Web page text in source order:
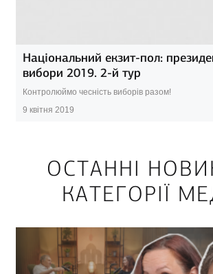
Національний екзит-пол:
вибори 2019. 2-й тур
Контролюймо чесність виборів разом!
9 квітня 2019
ОСТАННІ
КАТЕГОРІЇ